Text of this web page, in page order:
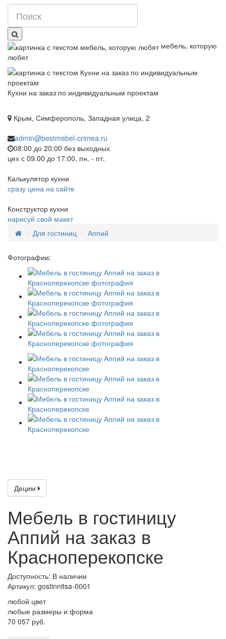
мебель, которую
любят
Кухни на заказ по индивидуальным проектам
Крым, Симферополь, Западная улица, 2
admin@bestmebel-crimea.ru
08:00 до 20:00 без выходных
цех с 09.00 до 17:00, пн. - пт.
Калькулятор кухни
сразу цена на сайте
Конструктор кухни
нарисуй свой макет
Для гостиниц
Аппий
Фотографии:
Децим
Мебель в гостиницу
Аппий на заказ в
Красноперекопске
Доступность: В наличии
Артикул: gostinnitsa-0001
любой цвет
любые размеры и форма
70 057 руб.